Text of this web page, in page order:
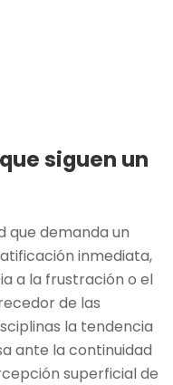
siguen un
que demanda un
inmediata,
a la frustración o el
de las
la tendencia
ante la continuidad
superficial de